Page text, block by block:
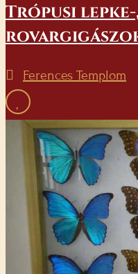
Trópusi lepke-
Ferences Templom